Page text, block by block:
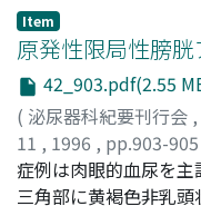
管端々吻合術を施行し
ら周囲脂肪組織内まで
真珠の存在から, 扁平
pV1と診断した
Item
原発性限局性膀
42_903.pdf(2.55
( 泌尿器科紀要刊行会 ,
11 , 1996 , pp.903-905
高橋, 彰;水谷, 陽一;
田, 修;TAKAHASHI,
症例は肉眼的血尿を
三角部に黄褐色非乳